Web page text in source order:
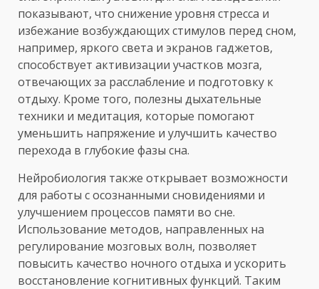
показывают, что снижение уровня стресса и
избежание возбуждающих стимулов перед сном,
например, яркого света и экранов гаджетов,
способствует активизации участков мозга,
отвечающих за расслабление и подготовку к
отдыху. Кроме того, полезны дыхательные
техники и медитация, которые помогают
уменьшить напряжение и улучшить качество
перехода в глубокие фазы сна.
Нейробиология также открывает возможности
для работы с осознанными сновидениями и
улучшением процессов памяти во сне.
Использование методов, направленных на
регулирование мозговых волн, позволяет
повысить качество ночного отдыха и ускорить
восстановление когнитивных функций. Таким